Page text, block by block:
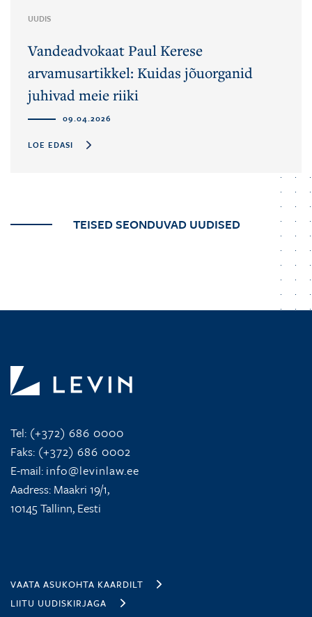
UUDIS
Vandeadvokaat Paul Kerese
arvamusartikkel: Kuidas jõuorganid
juhivad meie riiki
09.04.2026
LOE EDASI
TEISED SEONDUVAD UUDISED
Tel: (+372) 686 0000
Faks: (+372) 686 0002
E-mail: info@levinlaw.ee
Aadress: Maakri 19/1,
10145 Tallinn, Eesti
VAATA ASUKOHTA KAARDILT
LIITU UUDISKIRJAGA